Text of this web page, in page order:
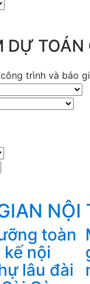
DỰ TOÁN
trình và báo
NỘI
toàn
nội
lâu đài